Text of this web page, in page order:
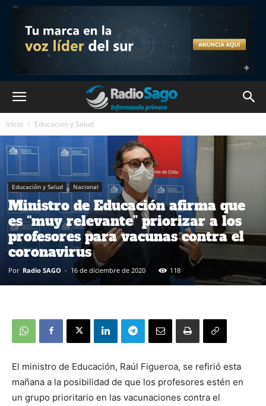
Inicio Educación y Salud
Educación y Salud Nacional
Ministro de Educación afirma que
es “muy relevante” priorizar a los
profesores para vacunas contra el
coronavirus
Por Radio SAGO - 16 de diciembre de 2020 118
El ministro de Educación, Raúl Figueroa, se refirió esta
mañana a la posibilidad de que los profesores estén en
un grupo prioritario en las vacunaciones contra el